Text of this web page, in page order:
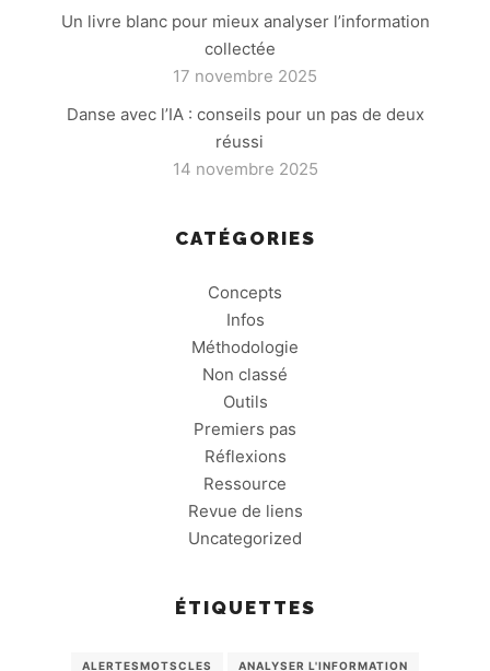
Un livre blanc pour mieux analyser l’information
collectée
17 novembre 2025
Danse avec l’IA : conseils pour un pas de deux
réussi
14 novembre 2025
CATÉGORIES
Concepts
Infos
Méthodologie
Non classé
Outils
Premiers pas
Réflexions
Ressource
Revue de liens
Uncategorized
ÉTIQUETTES
ALERTESMOTSCLES ANALYSER L'INFORMATION